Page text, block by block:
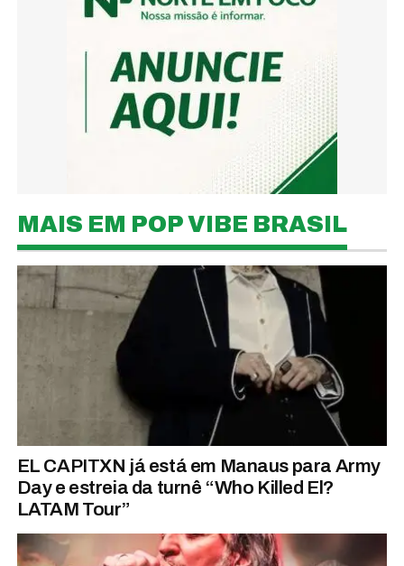
MAIS EM POP VIBE BRASIL
EL CAPITXN já está em Manaus para Army
Day e estreia da turnê “Who Killed El?
LATAM Tour”